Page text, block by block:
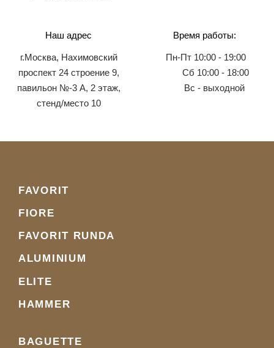
Наш адрес
г.Москва, Нахимовский
проспект 24 строение 9,
павильон №-3 А, 2 этаж,
стенд/место 10
Время работы:
Пн-Пт 10:00 - 19:00
Сб 10:00 - 18:00
Вс - выходной
FAVORIT
FIORE
FAVORIT RUNDA
ALUMINIUM
ELITE
HAMMER
BAGUETTE